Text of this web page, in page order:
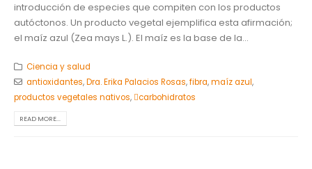
introducción de especies que compiten con los productos
autóctonos. Un producto vegetal ejemplifica esta afirmación;
el maíz azul (Zea mays L.). El maíz es la base de la...
Ciencia y salud
antioxidantes,Dra. Erika Palacios Rosas,fibra,maíz azul,
productos vegetales nativos, carbohidratos
READ MORE...